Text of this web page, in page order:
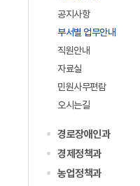
공지사항
부서별 업무안내
직원안내
자료실
민원사무편람
오시는길
경로장애인과
경제정책과
농업정책과